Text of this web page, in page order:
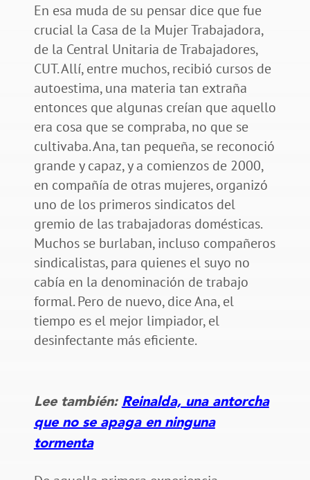
En esa muda de su pensar dice que fue
crucial la Casa de la Mujer Trabajadora,
de la Central Unitaria de Trabajadores,
CUT. Allí, entre muchos, recibió cursos de
autoestima, una materia tan extraña
entonces que algunas creían que aquello
era cosa que se compraba, no que se
cultivaba. Ana, tan pequeña, se reconoció
grande y capaz, y a comienzos de 2000,
en compañía de otras mujeres, organizó
uno de los primeros sindicatos del
gremio de las trabajadoras domésticas.
Muchos se burlaban, incluso compañeros
sindicalistas, para quienes el suyo no
cabía en la denominación de trabajo
formal. Pero de nuevo, dice Ana, el
tiempo es el mejor limpiador, el
desinfectante más eficiente.
Lee también: Reinalda, una antorcha
que no se apaga en ninguna
tormenta